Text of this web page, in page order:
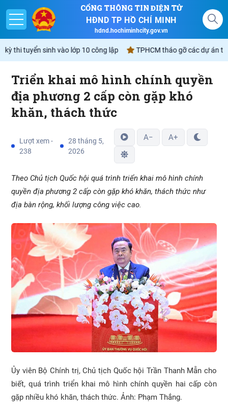
Giới thiệu
Nghị quyết
Lịch
Không gian văn hóa Hồ Chí Minh
CỔNG THÔNG TIN ĐIỆN TỬ
HĐND TP HỒ CHÍ MINH
hdnd.hochiminhcity.gov.vn
tuyển sinh vào lớp 10 công lập TPHCM tháo gỡ các dự án tồn
Triển khai mô hình chính quyền
địa phương 2 cấp còn gặp khó
khăn, thách thức
Lượt xem -
238
28 tháng 5,
2026
A− A+
Theo Chủ tịch Quốc hội quá trình triển khai mô hình chính
quyền địa phương 2 cấp còn gặp khó khăn, thách thức như
địa bàn rộng, khối lượng công việc cao.
Ủy viên Bộ Chính trị, Chủ tịch Quốc hội Trần Thanh Mẫn cho
biết, quá trình triển khai mô hình chính quyền hai cấp còn
gặp nhiều khó khăn, thách thức. Ảnh: Phạm Thắng.